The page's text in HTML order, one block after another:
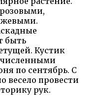
быть
Кустик
по сентябрь. С
провести
рук.